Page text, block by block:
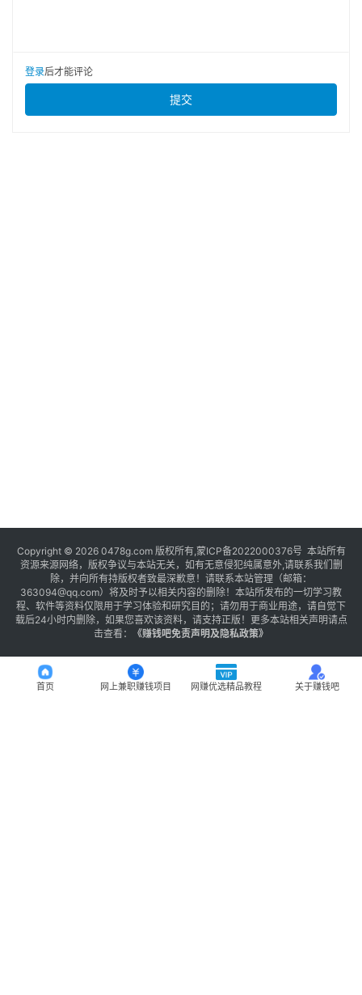
登录后才能评论
提交
Copyright © 2026 0478g.com 版权所有,蒙ICP备2022000376号 本站所有
资源来源网络，版权争议与本站无关，如有无意侵犯纯属意外,请联系我们删
除，并向所有持版权者致最深歉意！请联系本站管理（邮箱：
363094@qq.com）将及时予以相关内容的删除！本站所发布的一切学习教
程、软件等资料仅限用于学习体验和研究目的；请勿用于商业用途，请自觉下
载后24小时内删除，如果您喜欢该资料，请支持正版！更多本站相关声明请点
击查看：
《赚钱吧免责声明及隐私政策》
首页 网上兼职赚钱项目 网赚优选精品教程 关于赚钱吧